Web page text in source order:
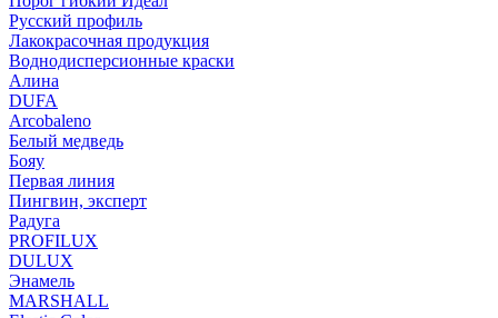
Русский профиль
Лакокрасочная продукция
Воднодисперсионные краски
Алина
DUFA
Arcobaleno
Белый медведь
Бояу
Первая линия
Пингвин, эксперт
Радуга
PROFILUX
DULUX
Энамель
MARSHALL